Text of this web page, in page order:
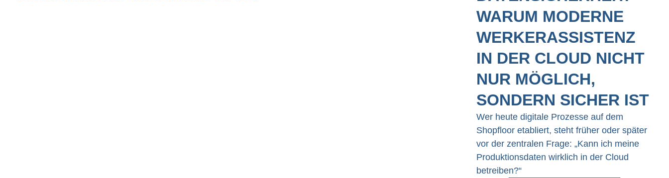
WARUM MODERNE
WERKERASSISTENZ
IN DER CLOUD NICHT
NUR MÖGLICH,
SONDERN SICHER IST
Wer heute digitale Prozesse auf dem
Shopfloor etabliert, steht früher oder später
vor der zentralen Frage: „Kann ich meine
Produktionsdaten wirklich in der Cloud
betreiben?“